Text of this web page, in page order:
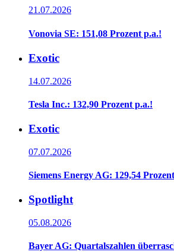
21.07.2026
Vonovia SE: 151,08 Prozent p.a.!
Exotic
14.07.2026
Tesla Inc.: 132,90 Prozent p.a.!
Exotic
07.07.2026
Siemens Energy AG: 129,54
Spotlight
05.08.2026
Bayer AG: Quartalszahlen